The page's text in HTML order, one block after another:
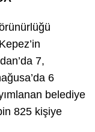
7,
6
belediye
825 kişiye